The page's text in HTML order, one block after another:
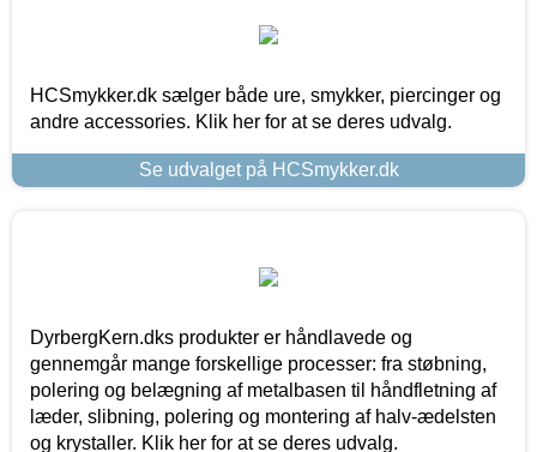
HCSmykker.dk sælger både ure, smykker, piercinger og
andre accessories. Klik her for at se deres udvalg.
Se udvalget på HCSmykker.dk
DyrbergKern.dks produkter er håndlavede og
gennemgår mange forskellige processer: fra støbning,
polering og belægning af metalbasen til håndfletning af
læder, slibning, polering og montering af halv-ædelsten
og krystaller. Klik her for at se deres udvalg.